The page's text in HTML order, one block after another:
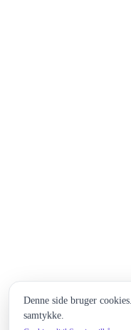
Denne side bruger
samtykke.